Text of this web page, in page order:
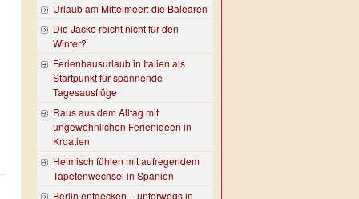
Urlaub am Mittelmeer: die Balearen
Die Jacke reicht nicht für den
Winter?
Ferienhausurlaub in Italien als
Startpunkt für spannende
Tagesausflüge
Raus aus dem Alltag mit
ungewöhnlichen Ferienideen in
Kroatien
Heimisch fühlen mit aufregendem
Tapetenwechsel in Spanien
Berlin entdecken – unterwegs in